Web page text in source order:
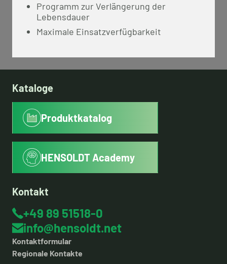
Programm zur Verlängerung der
Lebensdauer
Maximale Einsatzverfügbarkeit
Kataloge
Produktkatalog
HENSOLDT Academy
Kontakt
+49 89 51518-0
info@hensoldt.net
Kontaktformular
Regionale Kontakte